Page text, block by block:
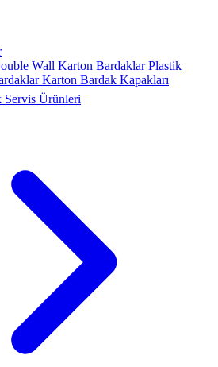
Wall Karton BardaklarPlastik
Karton Bardak Kapakları
Servis Ürünleri